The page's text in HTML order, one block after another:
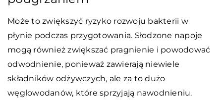
Może to zwiększyć ryzyko rozwoju bakterii w
płynie podczas przygotowania. Słodzone napoje
mogą również zwiększać pragnienie i powodować
odwodnienie, ponieważ zawierają niewiele
składników odżywczych, ale za to dużo
węglowodanów, które sprzyjają nawodnieniu.